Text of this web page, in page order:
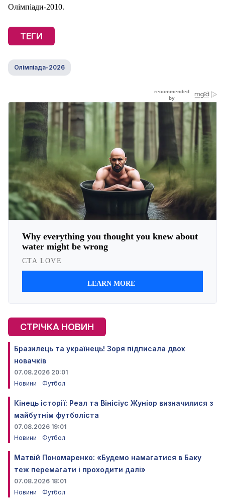
Олімпіади-2010.
ТЕГИ
Олімпіада-2026
СТРІЧКА НОВИН
Бразилець та українець! Зоря підписала двох
новачків
07.08.2026 20:01
Новини
Футбол
Кінець історії: Реал та Вінісіус Жуніор визначилися з
майбутнім футболіста
07.08.2026 19:01
Новини
Футбол
Матвій Пономаренко: «Будемо намагатися в Баку
теж перемагати і проходити далі»
07.08.2026 18:01
Новини
Футбол